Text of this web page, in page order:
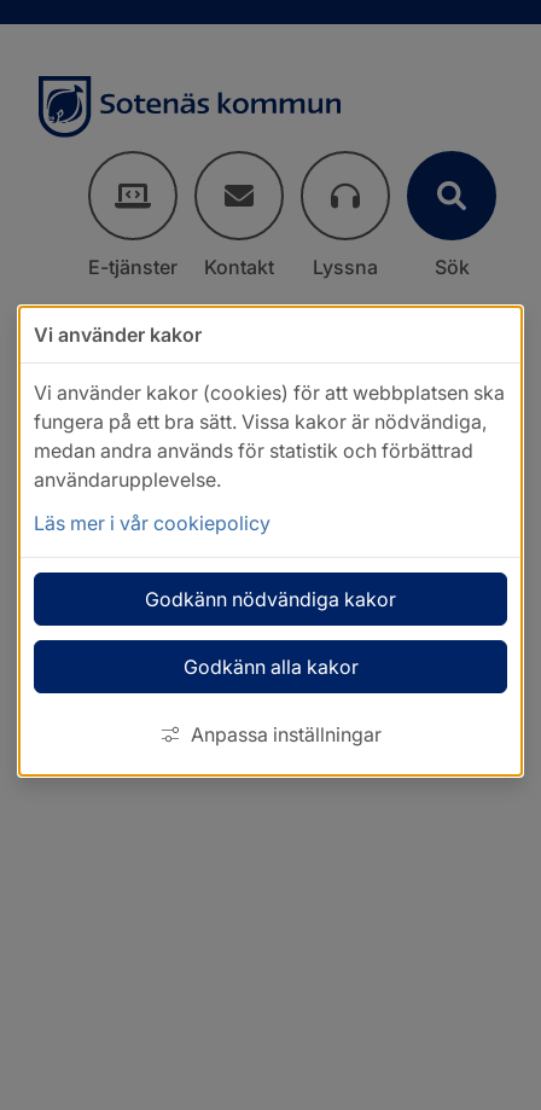
E-tjänster Kontakt Lyssna Sök
Vi använder kakor
Vi använder kakor (cookies) för att webbplatsen ska
fungera på ett bra sätt. Vissa kakor är nödvändiga,
medan andra används för statistik och förbättrad
användarupplevelse.
Läs mer i vår cookiepolicy
Godkänn nödvändiga kakor
Godkänn alla kakor
Anpassa inställningar